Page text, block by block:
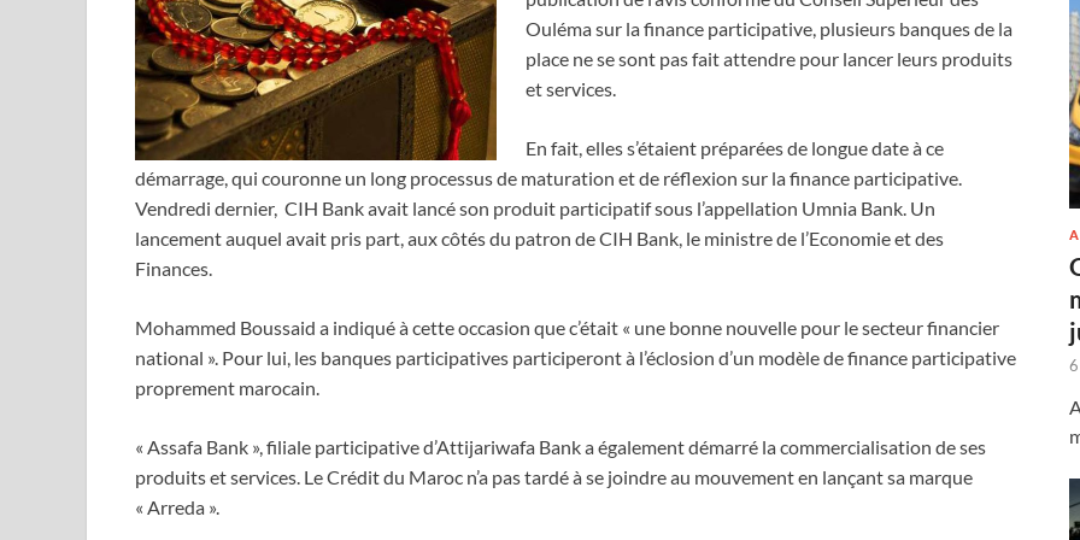
Ouléma sur la finance participative, plusieurs banques de la
place ne se sont pas fait attendre pour lancer leurs produits
et services.
En fait, elles s’étaient préparées de longue date à ce
démarrage, qui couronne un long processus de maturation et de réflexion sur la finance participative.
Vendredi dernier, CIH Bank avait lancé son produit participatif sous l’appellation Umnia Bank. Un
lancement auquel avait pris part, aux côtés du patron de CIH Bank, le ministre de l’Economie et des
Finances.
Mohammed Boussaid a indiqué à cette occasion que c’était « une bonne nouvelle pour le secteur financier
national ». Pour lui, les banques participatives participeront à l’éclosion d’un modèle de finance participative
proprement marocain.
« Assafa Bank », filiale participative d’Attijariwafa Bank a également démarré la commercialisation de ses
produits et services. Le Crédit du Maroc n’a pas tardé à se joindre au mouvement en lançant sa marque
« Arreda ».